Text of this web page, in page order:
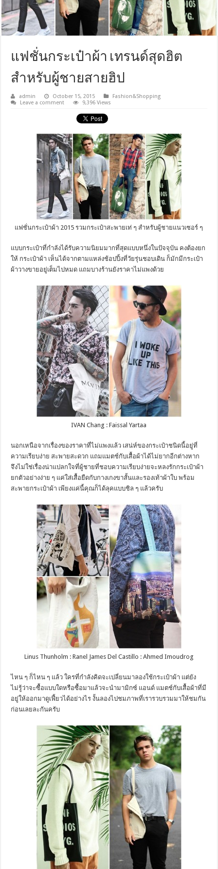
แฟชั่นกระเป๋าผ้า เทรนด์สุดฮิต
สำหรับผู้ชายสายฮิป
admin October 15, 2015
Fashion&Shopping
Leave a comment
9,396 Views
แฟชั่นกระเป๋าผ้า 2015 รวมกระเป๋าสะพายเท่ ๆ สำหรับผู้ชายแนวเซอร์ ๆ
แบบกระเป๋าที่กำลังได้รับความนิยมมากที่สุดแบบหนึ่งในปัจจุบัน คงต้องยก
ให้ กระเป๋าผ้า เห็นได้จากตามแหล่งช้อปปิ้งที่วัยรุ่นชอบเดิน ก็มักมีกระเป๋า
ผ้าวางขายอยู่เต็มไปหมด แถมบางร้านยังราคาไม่แพงด้วย
IVAN Chang : Faissal Yartaa
นอกเหนือจากเรื่องของราคาที่ไม่แพงแล้ว เสน่ห์ของกระเป๋าชนิดนี้อยู่ที่
ความเรียบง่าย สะพายสะดวก แถมแมตช์กับเสื้อผ้าได้ไม่ยากอีกต่างหาก
จึงไม่ใช่เรื่องน่าแปลกใจที่ผู้ชายที่ชอบความเรียบง่ายจะหลงรักกระเป๋าผ้า
ยกตัวอย่างง่าย ๆ แค่ใส่เสื้อยืดกับกางเกงขาสั้นและรองเท้าผ้าใบ พร้อม
สะพายกระเป๋าผ้า เพียงแค่นี้คุณก็ได้ลุคแบบชิล ๆ แล้วครับ
Linus Thunholm : Ranel James Del Castillo : Ahmed Imoudrog
ไหน ๆ ก็ไหน ๆ แล้ว ใครที่กำลังคิดจะเปลี่ยนมาลองใช้กระเป๋าผ้า แต่ยัง
ไม่รู้ว่าจะซื้อแบบใดหรือซื้อมาแล้วจะนำมามิกซ์ แอนด์ แมตช์กับเสื้อผ้าที่มี
อยู่ให้ออกมาดูเฟี้ยวได้อย่างไร งั้นลองไปชมภาพที่เรารวบรวมมาให้ชมกัน
ก่อนเลยละกันครับ